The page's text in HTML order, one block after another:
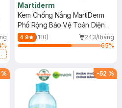
%
Martiderm
Kem Chống Nắng MartiDerm
Phổ Rộng Bảo Vệ Toàn Diện
40ml
4.9 (110)
243/tháng
65%
% -52 %